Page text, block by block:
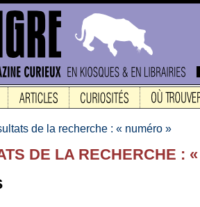
de la recherche : « numéro »
DE LA RECHERCHE :